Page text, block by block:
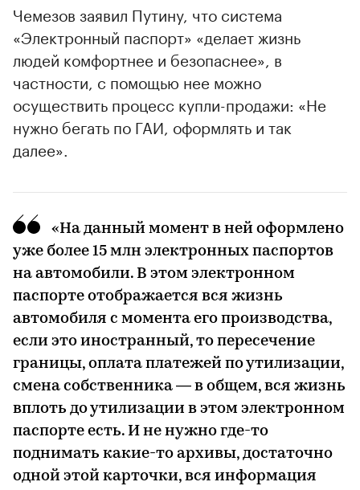
Чемезов заявил Путину, что система
«Электронный паспорт» «делает жизнь
людей комфортнее и безопаснее», в
частности, с помощью нее можно
осуществить процесс купли-продажи: «Не
нужно бегать по ГАИ, оформлять и так
далее».
«На данный момент в ней оформлено
уже более 15 млн электронных паспортов
на автомобили. В этом электронном
паспорте отображается вся жизнь
автомобиля с момента его производства,
если это иностранный, то пересечение
границы, оплата платежей по утилизации,
смена собственника — в общем, вся жизнь
вплоть до утилизации в этом электронном
паспорте есть. И не нужно где-то
поднимать какие-то архивы, достаточно
одной этой карточки, вся информация